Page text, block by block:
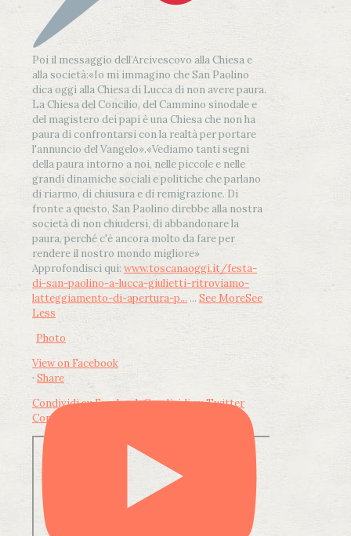
Poi il messaggio dell’Arcivescovo alla Chiesa e
alla società:«Io mi immagino che San Paolino
dica oggi alla Chiesa di Lucca di non avere paura.
La Chiesa del Concilio, del Cammino sinodale e
del magistero dei papi è una Chiesa che non ha
paura di confrontarsi con la realtà per portare
l'annuncio del Vangelo».«Vediamo tanti segni
della paura intorno a noi, nelle piccole e nelle
grandi dinamiche sociali e politiche che parlano
di riarmo, di chiusura e di remigrazione. Di
fronte a questo, San Paolino direbbe alla nostra
società di non chiudersi, di abbandonare la
paura, perché c'è ancora molto da fare per
rendere il nostro mondo migliore»
Approfondisci qui: www.toscanaoggi.it/festa-
di-san-paolino-a-lucca-giulietti-ritroviamo-
latteggiamento-di-apertura-p... ... See MoreSee
Less
Photo
View on Facebook
· Share
Condividi su FacebookCondividi su Twitter
Condividi su LinkedIn